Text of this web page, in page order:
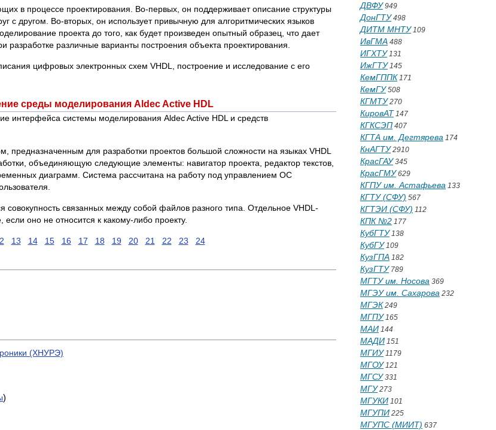
в процессе проектирования. Во-первых, он поддерживает описание структуры
с другом. Во-вторых, он использует привычную для алгоритмических языков
проекта до того, как будет произведен опытный образец, что дает
различные варианты построения объекта проектирования.
цифровых электронных схем VHDL, построение и исследование с его
среды моделирования Aldec Active HDL
интерфейса системы моделирования Aldec Active HDL и средств
предназначенным для разработки проектов большой сложности на языках VHDL
объединяющую следующие элементы: навигатор проекта, редактор текстов,
диаграмм. Система рассчитана на работу под управлением ОС
совокупность связанных между собой файлов разного типа. Отдельное VHDL-
оно не относится к какому-либо проекту.
13 14 15 16 17 18 19 20 21 22 23 24
(ХНУРЭ)
)
ДВФУ949
ДонГТУ498
ДИТМ МНТУ109
ИвГМА 488
ИГХТУ131
ИжГТУ145
КемГППК 171
КемГУ508
КГМТУ270
КировАТ 147
КГКСЭП 407
КГТА им. Дегтярева 174
КнАГТУ2910
КрасГАУ345
КрасГМУ629
КГПУ им. Астафьева 133
КГТУ (СФУ) 567
КГТЭИ (СФУ) 112
КПК №2 177
КубГТУ138
КубГУ109
КузГПА 182
КузГТУ789
МГТУ им. Носова 369
МГЭУ им. Сахарова 232
МГЭК 249
МГПУ165
МАИ 144
МАДИ 151
МГИУ1179
МГОУ121
МГСУ331
МГУ273
МГУКИ 101
МГУПИ 225
МГУПС (МИИТ) 637